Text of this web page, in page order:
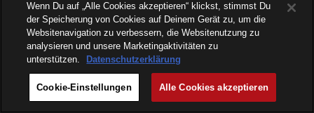
Wenn Du auf „Alle Cookies akzeptieren“ klickst, stimmst Du
der Speicherung von Cookies auf Deinem Gerät zu, um die
Websitenavigation zu verbessern, die Websitenutzung zu
analysieren und unsere Marketingaktivitäten zu
unterstützen.
Datenschutzerklärung
Cookie-Einstellungen Alle Cookies akzeptieren